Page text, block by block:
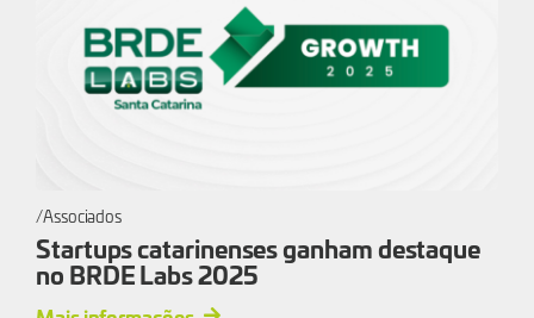
Associados
Startups catarinenses ganham destaque
no BRDE Labs 2025